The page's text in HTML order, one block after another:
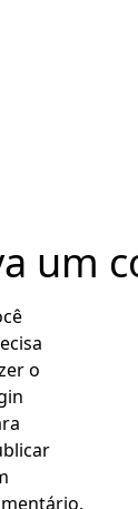
um
o